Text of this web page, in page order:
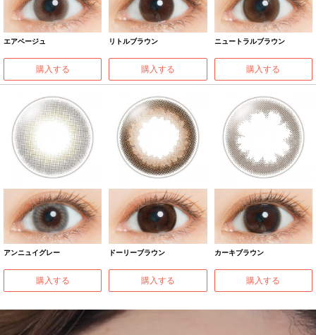
エアベージュ
購入する
リトルブラウン
購入する
ニュートラルブラウン
購入する
アンニュイグレー
購入する
ドーリーブラウン
購入する
カーキブラウン
購入する